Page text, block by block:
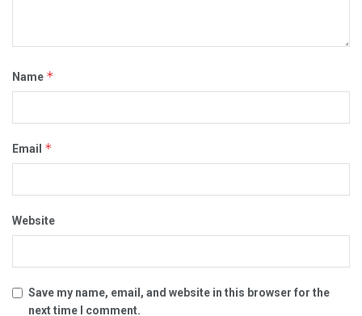
Name *
Email *
Website
Save my name, email, and website in this browser for the
next time I comment.